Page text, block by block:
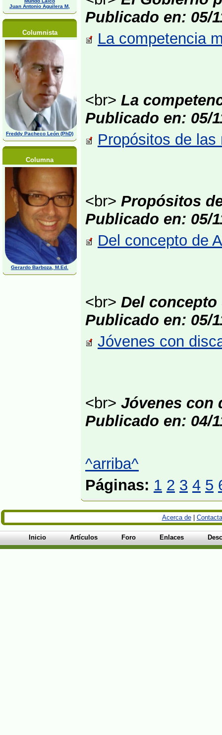
Juan Antonio Aguilera M,
Columnista
Freddy Pacheco León (PhD)
Columna
Gerardo Barboza, M.Ed.
Publicado en: 05/
La competencia
<br> La
Publicado en: 05/
Propósitos de
<br> Propósitos
Publicado en: 05/
Del concepto de
<br> Del concepto
Publicado en: 05/
Jóvenes con
<br> Jóvenes con
Publicado en: 04/
^arriba^
Páginas: 1 2 3 4 5
Acerca de|
Inicio Artículos Foro Enlaces